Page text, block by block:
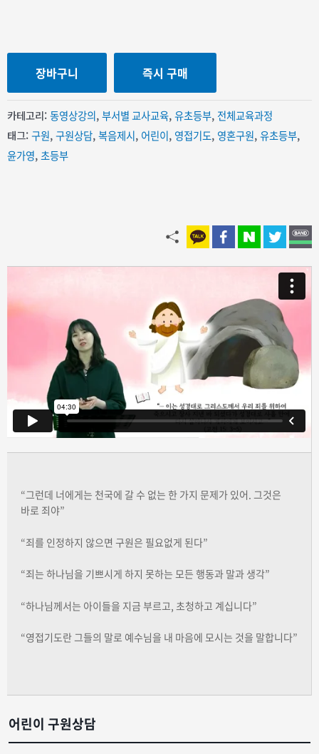
장바구니 즉시 구매
카테고리:동영상강의,부서별 교사교육,유초등부, 전체교육과정
태그:구원,구원상담,복음제시, 어린이, 영접기도, 영혼구원,유초등부,
윤가영,초등부
“그런데 너에게는 천국에 갈 수 없는 한 가지 문제가 있어. 그것은
바로 죄야”
“죄를 인정하지 않으면 구원은 필요없게 된다”
“죄는 하나님을 기쁘시게 하지 못하는 모든 행동과 말과 생각”
“하나님께서는 아이들을 지금 부르고, 초청하고 계십니다”
“영접기도란 그들의 말로 예수님을 내 마음에 모시는 것을 말합니다”
어린이 구원상담